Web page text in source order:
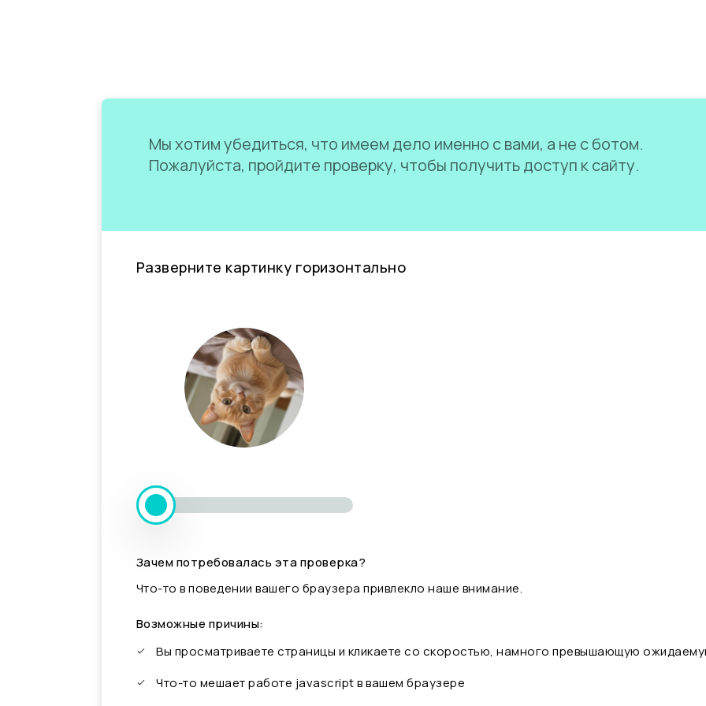
Мы хотим убедиться, что имеем дело именно с вами, а не с ботом.
Пожалуйста, пройдите проверку, чтобы получить доступ к сайту.
Разверните картинку горизонтально
Зачем потребовалась эта проверка?
Что-то в поведении вашего браузера привлекло наше внимание.
Возможные причины:
Вы просматриваете страницы и кликаете со скоростью, намного превышающую
Что-то мешает работе javascript в вашем браузере